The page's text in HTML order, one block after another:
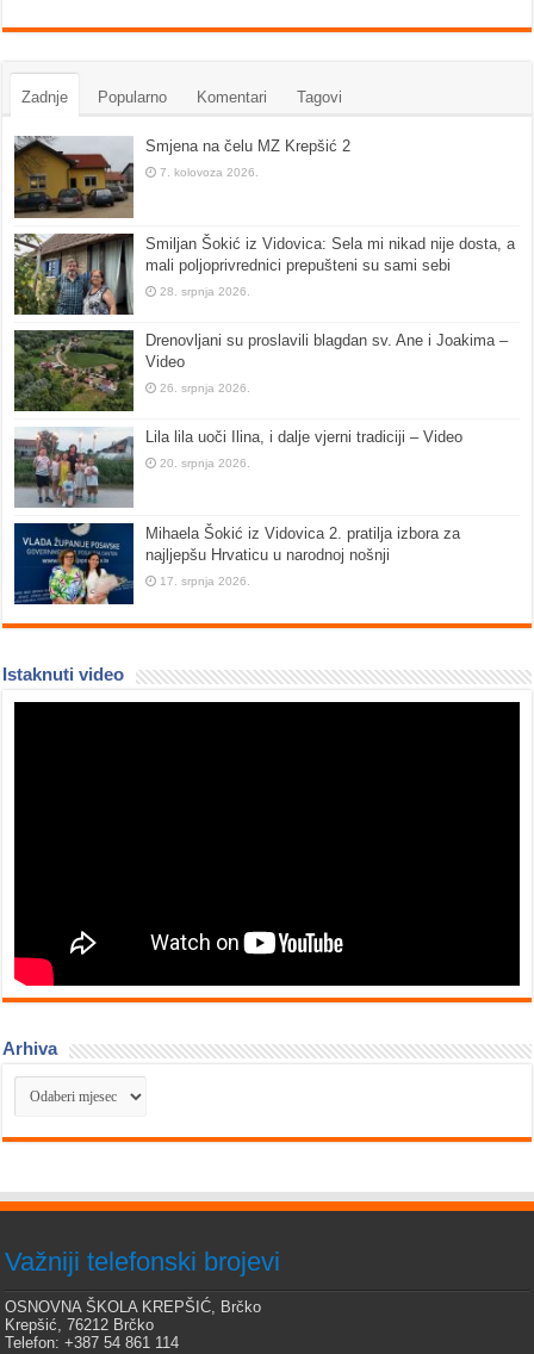
Zadnje Popularno Komentari Tagovi
Smjena na čelu MZ Krepšić 2
7. kolovoza 2026.
Smiljan Šokić iz Vidovica: Sela mi nikad nije dosta, a
mali poljoprivrednici prepušteni su sami sebi
28. srpnja 2026.
Drenovljani su proslavili blagdan sv. Ane i Joakima –
Video
26. srpnja 2026.
Lila lila uoči Ilina, i dalje vjerni tradiciji – Video
20. srpnja 2026.
Mihaela Šokić iz Vidovica 2. pratilja izbora za
najljepšu Hrvaticu u narodnoj nošnji
17. srpnja 2026.
Istaknuti video
Arhiva
Arhiva
Važniji telefonski brojevi
OSNOVNA ŠKOLA KREPŠIĆ, Brčko
Krepšić, 76212 Brčko
Telefon: +387 54 861 114